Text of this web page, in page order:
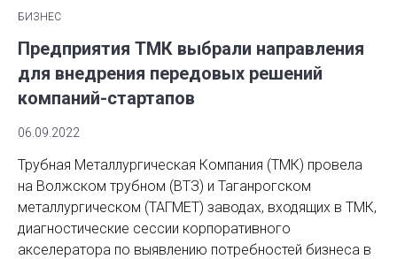
БИЗНЕС
Предприятия ТМК выбрали направления
для внедрения передовых решений
компаний-стартапов
06.09.2022
Трубная Металлургическая Компания (ТМК) провела
на Волжском трубном (ВТЗ) и Таганрогском
металлургическом (ТАГМЕТ) заводах, входящих в ТМК,
диагностические сессии корпоративного
акселератора по выявлению потребностей бизнеса в